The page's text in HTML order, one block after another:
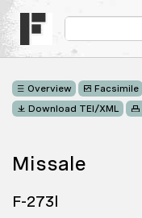
Overview Facsimile
Download TEI/XML
Missale
F-273l